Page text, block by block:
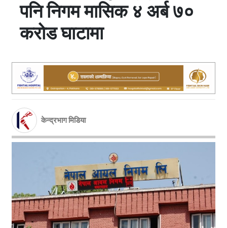
पनि निगम मासिक ४ अर्ब ७०
करोड घाटामा
केन्द्रभाग मिडिया